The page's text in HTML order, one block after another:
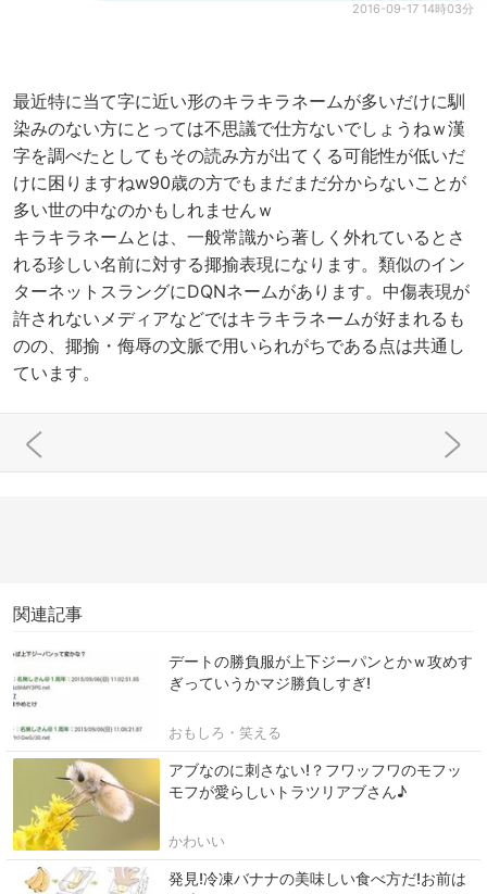
2016-09-17 14時03分
最近特に当て字に近い形のキラキラネームが多いだけに馴
染みのない方にとっては不思議で仕方ないでしょうねｗ漢
字を調べたとしてもその読み方が出てくる可能性が低いだ
けに困りますねw90歳の方でもまだまだ分からないことが
多い世の中なのかもしれませんｗ
キラキラネームとは、一般常識から著しく外れているとさ
れる珍しい名前に対する揶揄表現になります。類似のイン
ターネットスラングにDQNネームがあります。中傷表現が
許されないメディアなどではキラキラネームが好まれるも
のの、揶揄・侮辱の文脈で用いられがちである点は共通し
ています。
関連記事
デートの勝負服が上下ジーパンとかｗ攻めす
ぎっていうかマジ勝負しすぎ!
おもしろ・笑える
アブなのに刺さない!？フワッフワのモフッ
モフが愛らしいトラツリアブさん♪
かわいい
発見!冷凍バナナの美味しい食べ方だ!お前は